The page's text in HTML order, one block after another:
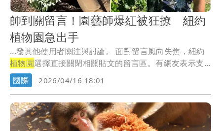
帥到關留言！園藝師爆紅被狂撩 紐約
植物園急出手
...發其他使用者關注與討論。 面對留言風向失焦，紐約
植物園選擇直接關閉相關貼文的留言區。有網友表示支
持...
國際 2026/04/16 18:01